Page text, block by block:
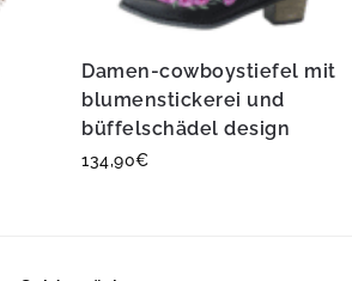
Damen-cowboystiefel mit
blumenstickerei und
büffelschädel design
134,90€